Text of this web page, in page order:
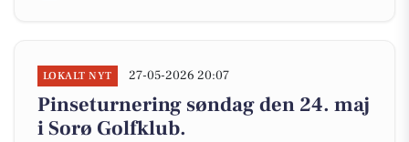
LOKALT NYT 27-05-2026 20:07
Pinseturnering søndag den 24. maj
i Sorø Golfklub.